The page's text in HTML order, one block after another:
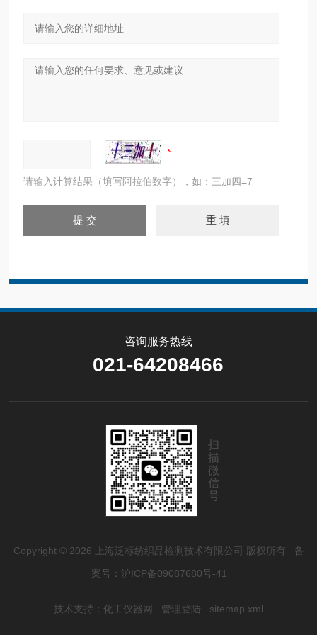
请输入计算结果（填写阿拉伯数字），如：三加四=7
咨询服务热线
021-64208466
扫
描
微
信
号
Copyright © 2026 上海泛标纺织品检测技术有限公司 版权所有 备
案号：沪ICP备09087680号-41
技术支持： 化工仪器网 管理登陆 sitemap.xml